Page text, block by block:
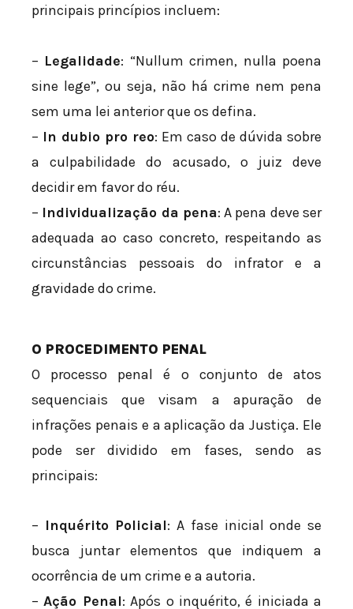
principais princípios incluem:
– Legalidade: “Nullum crimen, nulla poena
sine lege”, ou seja, não há crime nem pena
sem uma lei anterior que os defina.
– In dubio pro reo: Em caso de dúvida sobre
a culpabilidade do acusado, o juiz deve
decidir em favor do réu.
– Individualização da pena: A pena deve ser
adequada ao caso concreto, respeitando as
circunstâncias pessoais do infrator e a
gravidade do crime.
O PROCEDIMENTO PENAL
O processo penal é o conjunto de atos
sequenciais que visam a apuração de
infrações penais e a aplicação da Justiça. Ele
pode ser dividido em fases, sendo as
principais:
– Inquérito Policial: A fase inicial onde se
busca juntar elementos que indiquem a
ocorrência de um crime e a autoria.
–Ação Penal: Após o inquérito, é iniciada a